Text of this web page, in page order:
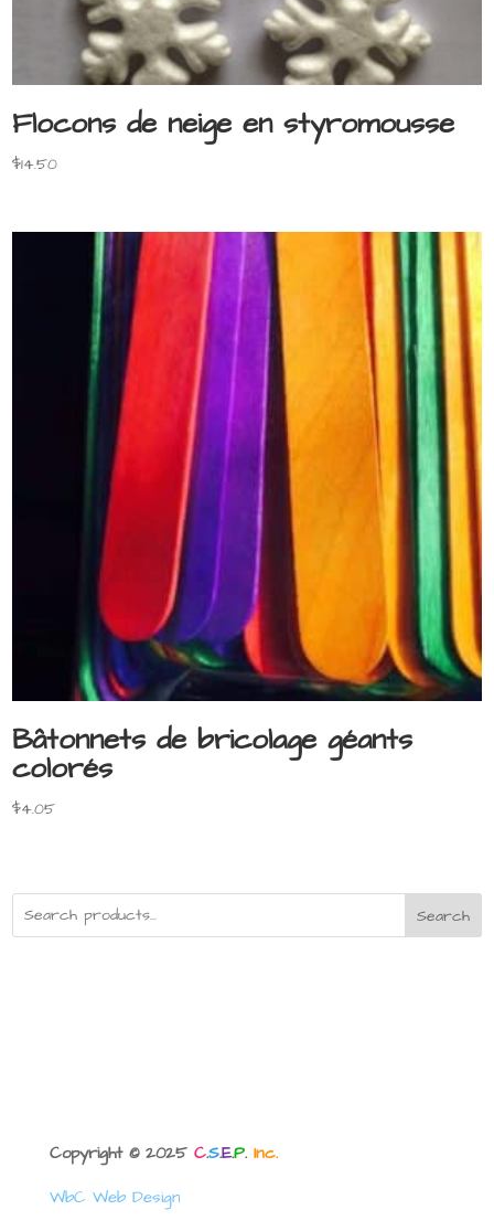
Flocons de neige en styromousse
$14.50
Bâtonnets de bricolage géants
colorés
$4.05
Search
Copyright © 2025 C.S.E.P. Inc.
WbC Web Design